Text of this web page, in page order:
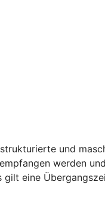
und
werden
eine